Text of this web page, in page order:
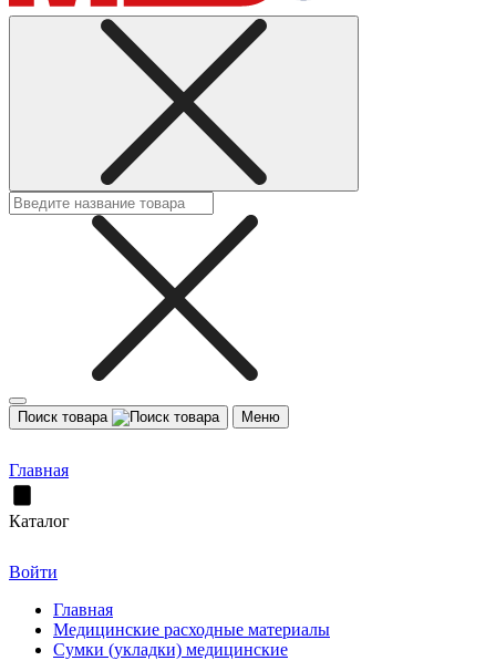
Поиск товара Меню
Главная
Каталог
Войти
Главная
Медицинские расходные материалы
Сумки (укладки) медицинские